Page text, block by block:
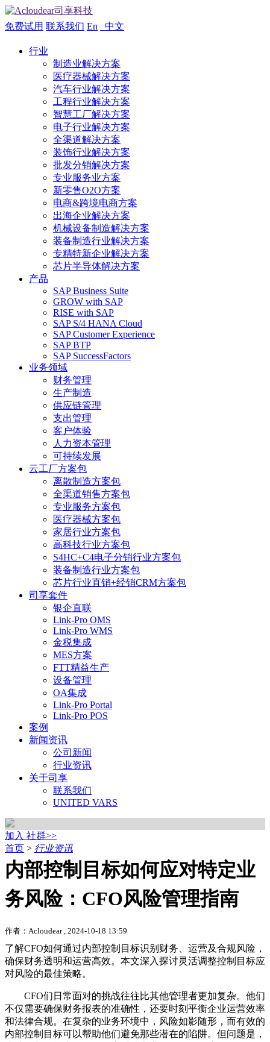
免费试用 联系我们 En 中文
行业
制造业解决方案
医疗器械解决方案
汽车行业解决方案
工程行业解决方案
智慧工厂解决方案
电子行业解决方案
全渠道解决方案
装饰行业解决方案
批发分销解决方案
专业服务业方案
新零售O2O方案
电商&跨境电商方案
出海企业解决方案
机械设备制造解决方案
装备制造行业解决方案
专精特新企业解决方案
芯片半导体解决方案
产品
SAP Business Suite
GROW with SAP
RISE with SAP
SAP S/4 HANA Cloud
SAP Customer Experience
SAP BTP
SAP SuccessFactors
业务领域
财务管理
生产制造
供应链管理
支出管理
客户体验
人力资本管理
可持续发展
云工厂方案包
离散制造方案包
全渠道销售方案包
专业服务方案包
医疗器械方案包
家居行业方案包
高科技行业方案包
S4HC+C4电子分销行业方案包
装备制造行业方案包
芯片行业直销+经销CRM方案包
司享套件
银企直联
Link-Pro OMS
Link-Pro WMS
金税集成
MES方案
FTT精益生产
设备管理
OA集成
Link-Pro Portal
Link-Pro POS
案例
新闻资讯
公司新闻
行业资讯
关于司享
联系我们
UNITED VARS
加入 社群>>
首页 > 行业资讯
内部控制目标如何应对特定业
务风险：CFO风险管理指南
作者：Acloudear , 2024-10-18 13:59
了解CFO如何通过内部控制目标识别财务、运营及合规风险，
确保财务透明和运营高效。本文深入探讨灵活调整控制目标应
对风险的最佳策略。
CFO们日常面对的挑战往往比其他管理者更加复杂。他们
不仅需要确保财务报表的准确性，还要时刻平衡企业运营效率
和法律合规。在复杂的业务环境中，风险如影随形，而有效的
内部控制目标可以帮助他们避免那些潜在的陷阱。但问题是，